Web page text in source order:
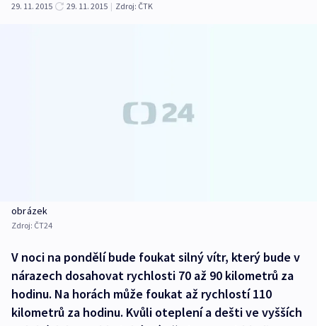
29. 11. 2015
29. 11. 2015 | Zdroj: ČTK
obrázek
Zdroj: ČT24
V noci na pondělí bude foukat silný vítr, který bude v
nárazech dosahovat rychlosti 70 až 90 kilometrů za
hodinu. Na horách může foukat až rychlostí 110
kilometrů za hodinu. Kvůli oteplení a dešti ve vyšších